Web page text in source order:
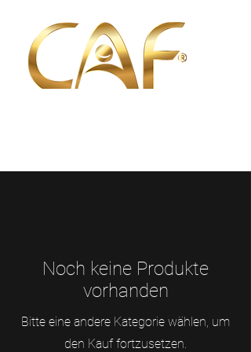
Noch keine Produkte
vorhanden
Bitte eine andere Kategorie wählen, um
den Kauf fortzusetzen.